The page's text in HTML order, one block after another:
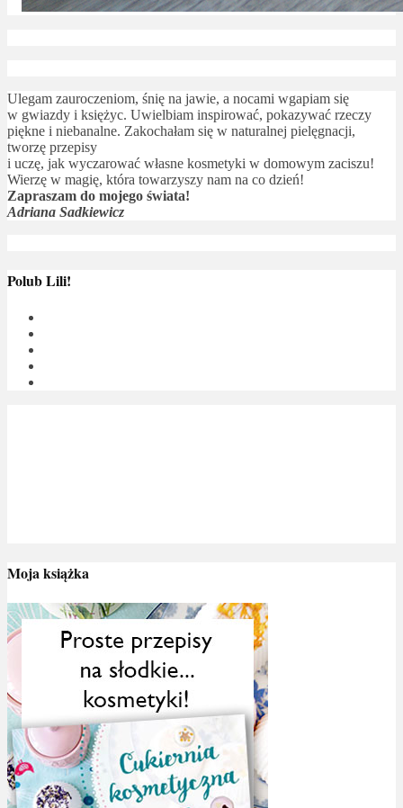
Ulegam zauroczeniom, śnię na jawie, a nocami wgapiam się
w gwiazdy i księżyc. Uwielbiam inspirować, pokazywać rzeczy
piękne i niebanalne. Zakochałam się w naturalnej pielęgnacji,
tworzę przepisy
i uczę, jak wyczarować własne kosmetyki w domowym zaciszu!
Wierzę w magię, która towarzyszy nam na co dzień!
Zapraszam do mojego świata!
Adriana Sadkiewicz
Polub Lili!
Moja książka